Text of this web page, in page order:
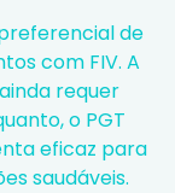
de
com FIV. A
requer
o PGT
eficaz para
saudáveis.